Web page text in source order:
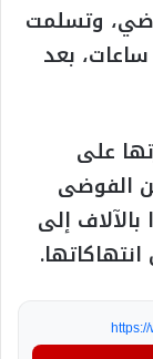
وتسلمت
ساعات، بعد
على
الفوضى
إلى